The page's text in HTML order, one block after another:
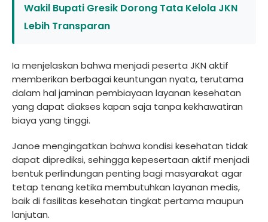
Wakil Bupati Gresik Dorong Tata Kelola JKN
Lebih Transparan
Ia menjelaskan bahwa menjadi peserta JKN aktif
memberikan berbagai keuntungan nyata, terutama
dalam hal jaminan pembiayaan layanan kesehatan
yang dapat diakses kapan saja tanpa kekhawatiran
biaya yang tinggi.
Janoe mengingatkan bahwa kondisi kesehatan tidak
dapat diprediksi, sehingga kepesertaan aktif menjadi
bentuk perlindungan penting bagi masyarakat agar
tetap tenang ketika membutuhkan layanan medis,
baik di fasilitas kesehatan tingkat pertama maupun
lanjutan.